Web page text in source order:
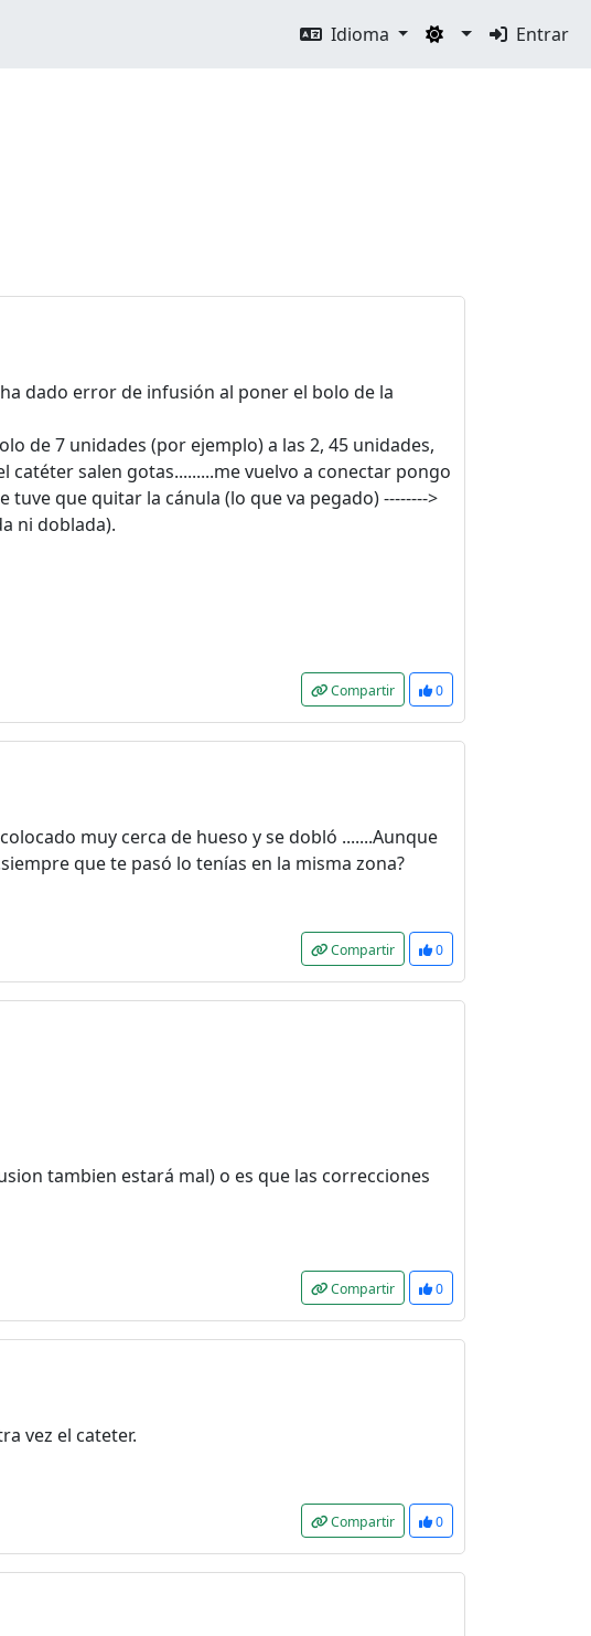
Idioma Entrar
dado error de infusión al poner el bolo de la
de 7 unidades (por ejemplo) a las 2, 45 unidades,
catéter salen gotas.........me vuelvo a conectar pongo
que quitar la cánula (lo que va pegado) -------->
ni doblada).
Compartir 0
muy cerca de hueso y se dobló .......Aunque
que te pasó lo tenías en la misma zona?
Compartir 0
tambien estará mal) o es que las correcciones
Compartir 0
vez el cateter.
Compartir 0